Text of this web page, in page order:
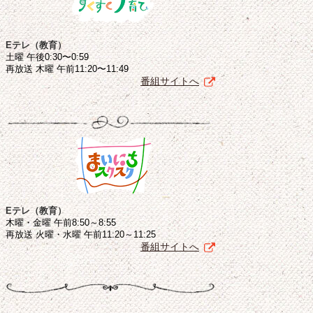
Eテレ（教育）
土曜 午後0:30〜0:59
再放送 木曜 午前11:20〜11:49
番組サイトへ
Eテレ（教育）
木曜・金曜 午前8:50～8:55
再放送 火曜・水曜 午前11:20～11:25
番組サイトへ